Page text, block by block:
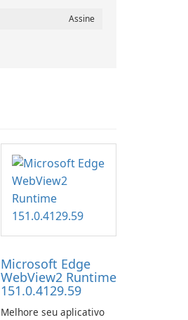
Microsoft Edge
WebView2 Runtime
151.0.4129.59
Melhore seu aplicativo